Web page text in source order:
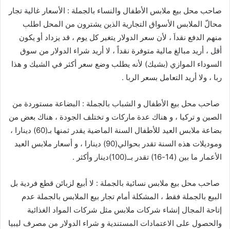
صاحب محل بيع ملابس الأطفال والنساء بالجملة : الأسعار غالية تجار
محالّ الملابس الأسواق التجارية الذين يشترون من المحل اطلب
منهم الدفع نقداَ ، لأن سعر الدولار يتغير كل يوم ، قد يزداد أو يكون
أقل ، أريد مبالغ مالية متوفرة نقداً ، لا أريد شراء الدولار من سوق
السوداء الموازي (بشيك) لأنه يطلب وضع سعر أكثر في الشيك و هذا
ربا ، ولا أريد التعامل بسعر الربا .
صاحب محل بيع الأطفال و الشباب بالجملة : البضاعة مستوردة من
الصين و تركيا ، و هناك عدة ماركات و تختلف الجودة ، هناك بعض من
بضاعة ملابس العيد للأطفال السنة الماضية يقدر ثمنها بـ(
60
) دينارا ،
وموديلات هذه السنة تقدر بحوالي(
90
) دينارا ، و أسعار ملابس العيد
الأعمار ما بين (
14-16
) تقدر بــ(
100
)دينار وأكثر .
صاحب محل بيع ملابس نسائية بالجملة : لا أبيع لزبائن قطع فردية بل
البيع بالجملة فقط ، المشكلة أمام تجار بيع الملابس بالجملة عدم
إتاحة المجال إنشاء شركات ملابس مثل شركات المواد الغذائية
والحصول على الاعتمادات المستندية و شراء الدولار من مصرف ليبيا